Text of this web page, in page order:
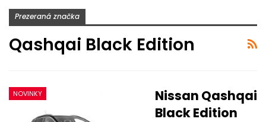
Prezeraná značka
Qashqai Black Edition
NOVINKY
Nissan Qashqai
Black Edition